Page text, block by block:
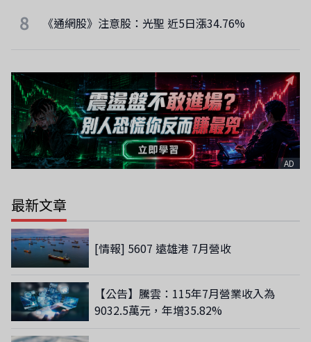
8 《通網股》注意股：光聖 近5日漲34.76%
AD
最新文章
[情報] 5607 遠雄港 7月營收
【公告】騰雲：115年7月營業收入為
9032.5萬元，年增35.82%